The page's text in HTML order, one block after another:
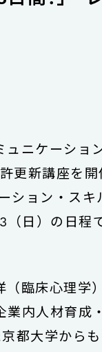
ュニケーショ
更新講座を
ション・スキ
日）の日程
（臨床心理学
業内人材育成
都大学から